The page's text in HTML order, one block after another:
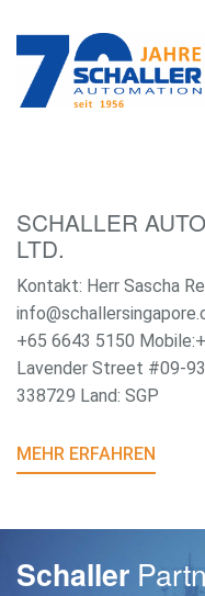
SCHALLER
LTD.
Kontakt: Herr Sascha
+65 6643 5150
Lavender Street #09-
338729 Land: SGP
MEHR ERFAHREN
Schaller